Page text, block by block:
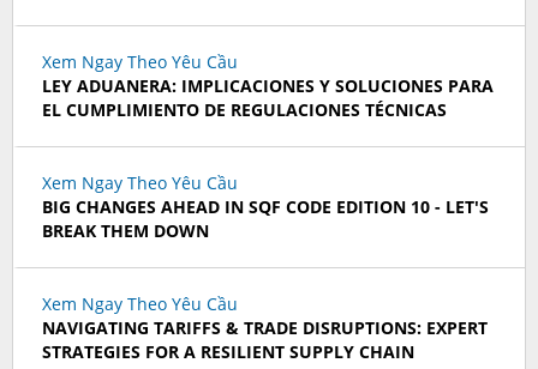
Xem Ngay Theo Yêu Cầu
LEY ADUANERA: IMPLICACIONES Y SOLUCIONES PARA
EL CUMPLIMIENTO DE REGULACIONES TÉCNICAS
Xem Ngay Theo Yêu Cầu
BIG CHANGES AHEAD IN SQF CODE EDITION 10 - LET'S
BREAK THEM DOWN
Xem Ngay Theo Yêu Cầu
NAVIGATING TARIFFS & TRADE DISRUPTIONS: EXPERT
STRATEGIES FOR A RESILIENT SUPPLY CHAIN